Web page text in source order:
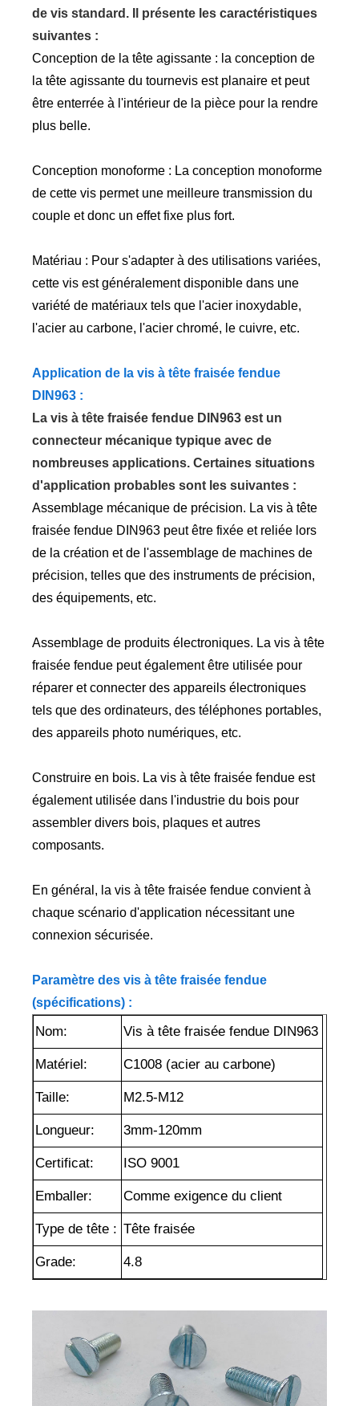
de vis standard. Il présente les caractéristiques
suivantes :
Conception de la tête agissante : la conception de
la tête agissante du tournevis est planaire et peut
être enterrée à l'intérieur de la pièce pour la rendre
plus belle.
Conception monoforme : La conception monoforme
de cette vis permet une meilleure transmission du
couple et donc un effet fixe plus fort.
Matériau : Pour s'adapter à des utilisations variées,
cette vis est généralement disponible dans une
variété de matériaux tels que l'acier inoxydable,
l'acier au carbone, l'acier chromé, le cuivre, etc.
Application de la vis à tête fraisée fendue
DIN963 :
La vis à tête fraisée fendue DIN963 est un
connecteur mécanique typique avec de
nombreuses applications. Certaines situations
d'application probables sont les suivantes :
Assemblage mécanique de précision. La vis à tête
fraisée fendue DIN963 peut être fixée et reliée lors
de la création et de l'assemblage de machines de
précision, telles que des instruments de précision,
des équipements, etc.
Assemblage de produits électroniques. La vis à tête
fraisée fendue peut également être utilisée pour
réparer et connecter des appareils électroniques
tels que des ordinateurs, des téléphones portables,
des appareils photo numériques, etc.
Construire en bois. La vis à tête fraisée fendue est
également utilisée dans l'industrie du bois pour
assembler divers bois, plaques et autres
composants.
En général, la vis à tête fraisée fendue convient à
chaque scénario d'application nécessitant une
connexion sécurisée.
Paramètre des vis à tête fraisée fendue
(spécifications) :
Nom: Vis à tête fraisée fendue DIN963
Matériel: C1008 (acier au carbone)
Taille: M2.5-M12
Longueur: 3mm-120mm
Certificat: ISO 9001
Emballer: Comme exigence du client
Type de tête : Tête fraisée
Grade: 4.8